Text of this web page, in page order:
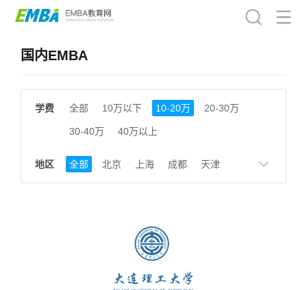
国内EMBA
学费 全部 10万以下 10-20万 20-30万
30-40万 40万以上
地区 全部 北京 上海 成都 天津
山东
广州